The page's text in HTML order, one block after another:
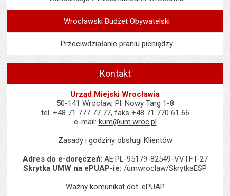
Wrocławski Budżet Obywatelski
Przeciwdziałanie praniu pieniędzy
Kontakt
Urząd Miejski Wrocławia
50-141 Wrocław, Pl. Nowy Targ 1-8
tel. +48 71 777 77 77, faks +48 71 770 61 66
e-mail: kum@um.wroc.pl
Zasady i godziny obsługi Klientów
Adres do e-doręczeń: AE:PL-95179-82549-VVTFT-27
Skrytka UMW na ePUAP-ie: /umwroclaw/SkrytkaESP
Ważny komunikat dot. ePUAP